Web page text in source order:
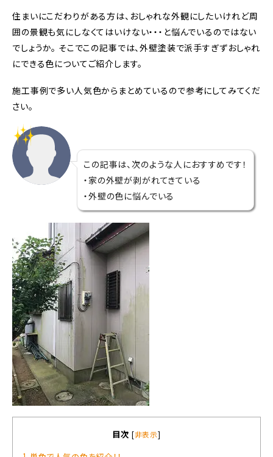
住まいにこだわりがある方は、おしゃれな外観にしたいけれど周
囲の景観も気にしなくてはいけない・・・と悩んでいるのではない
でしょうか。 そこでこの記事では、外壁塗装で派手すぎずおしゃれ
にできる色についてご紹介します。
施工事例で多い人気色からまとめているので参考にしてみてくだ
さい。
この記事は、次のような人におすすめです！
・家の外壁が剥がれてきている
・外壁の色に悩んでいる
目次 [非表示]